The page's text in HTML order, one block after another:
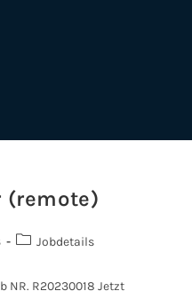
(remote)
Jobdetails
NR. R20230018 Jetzt